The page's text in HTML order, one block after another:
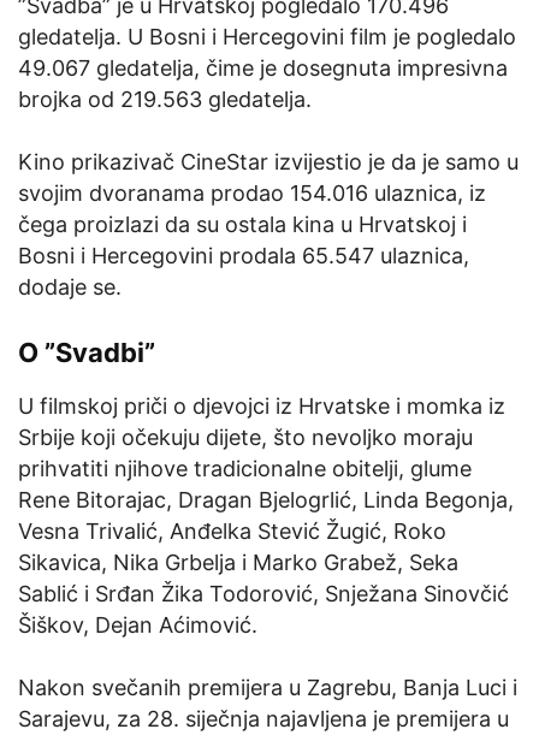
gledatelja. U Bosni i Hercegovini film je pogledalo
49.067 gledatelja, čime je dosegnuta impresivna
brojka od 219.563 gledatelja.
Kino prikazivač CineStar izvijestio je da je samo u
svojim dvoranama prodao 154.016 ulaznica, iz
čega proizlazi da su ostala kina u Hrvatskoj i
Bosni i Hercegovini prodala 65.547 ulaznica,
dodaje se.
O ”Svadbi”
U filmskoj priči o djevojci iz Hrvatske i momka iz
Srbije koji očekuju dijete, što nevoljko moraju
prihvatiti njihove tradicionalne obitelji, glume
Rene Bitorajac, Dragan Bjelogrlić, Linda Begonja,
Vesna Trivalić, Anđelka Stević Žugić, Roko
Sikavica, Nika Grbelja i Marko Grabež, Seka
Sablić i Srđan Žika Todorović, Snježana Sinovčić
Šiškov, Dejan Aćimović.
Nakon svečanih premijera u Zagrebu, Banja Luci i
Sarajevu, za 28. siječnja najavljena je premijera u